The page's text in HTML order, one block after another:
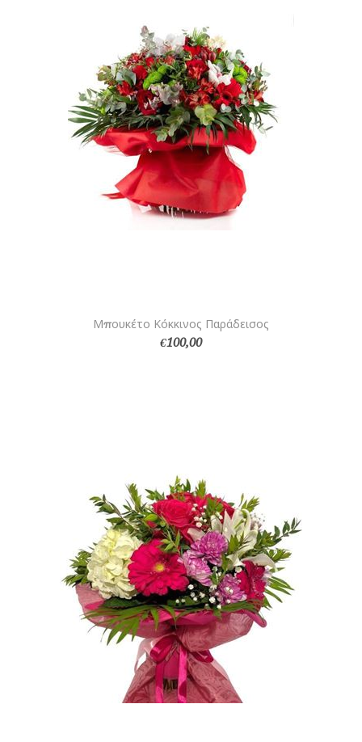
Μπουκέτο Κόκκινος Παράδεισος
€100,00